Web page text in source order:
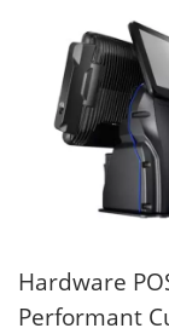
Hardware
Performant